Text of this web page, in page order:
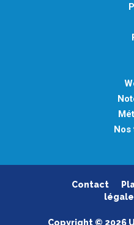
Nos
Contact
Copyright © 2026